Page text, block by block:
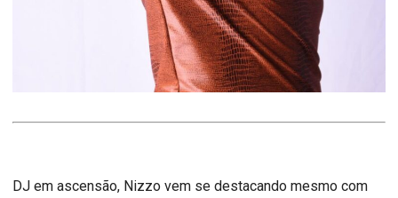
DJ em ascensão, Nizzo vem se destacando mesmo com